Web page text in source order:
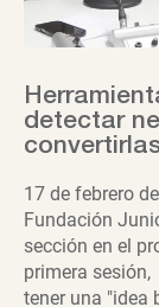
detectar
17 de febrero
Fundación
sección en el
primera
tener una "idea